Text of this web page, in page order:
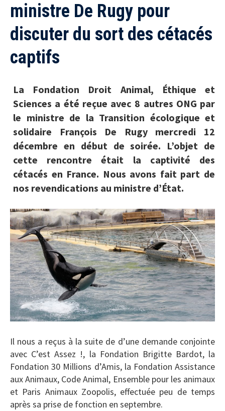
ministre De Rugy pour
discuter du sort des cétacés
captifs
La Fondation Droit Animal, Éthique et
Sciences a été reçue avec 8 autres ONG par
le ministre de la Transition écologique et
solidaire François De Rugy mercredi 12
décembre en début de soirée. L’objet de
cette rencontre était la captivité des
cétacés en France. Nous avons fait part de
nos revendications au ministre d’État.
Il nous a reçus à la suite de d’une demande conjointe
avec C’est Assez !, la Fondation Brigitte Bardot, la
Fondation 30 Millions d’Amis, la Fondation Assistance
aux Animaux, Code Animal, Ensemble pour les animaux
et Paris Animaux Zoopolis, effectuée peu de temps
après sa prise de fonction en septembre.